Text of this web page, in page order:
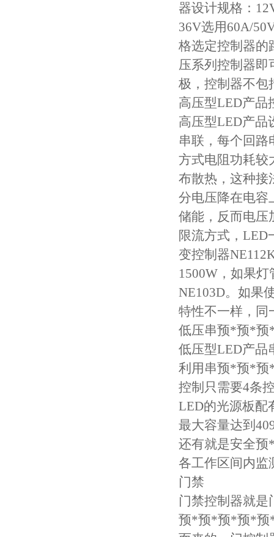
器设计规格：
36V选用60A/
格选定控制器的
压系列控制器即
极，控制器不包
高压型LED产品
高压型LED产品
串联，每个回路
方式电阻功耗较
布散热，这种接
分电压降在电容
储能，反而电压
限流方式，LED
变控制器
1500W，如果
NE103D。如果
特性不一样，同
低压串预*预*
低压型LED产
利用串预*预*预
控制只需要4条
LED的光源板配
最大容量达到
还有就是安全
各工作区间内监
门禁
门禁控制器就
预*预*预*预*预